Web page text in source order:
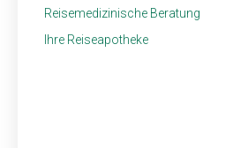
Reisemedizinische Beratung
Ihre Reiseapotheke